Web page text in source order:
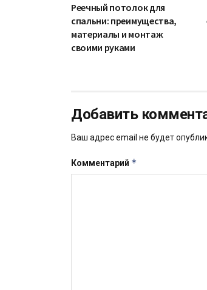
Реечный потолок для
спальни: преимущества,
материалы и монтаж
своими руками
Добавить
Ваш адрес email не будет
Комментарий *